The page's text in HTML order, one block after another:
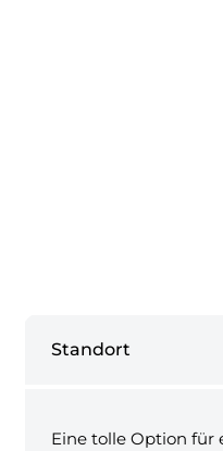
Standort
Eine tolle Option für